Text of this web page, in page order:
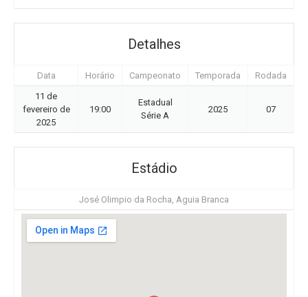
Detalhes
Data Horário Campeonato Temporada
Rodada
11 de
fevereiro de
2025
19:00
Estadual
Série A
2025 07
Estádio
José Olimpio da Rocha, Aguia Branca